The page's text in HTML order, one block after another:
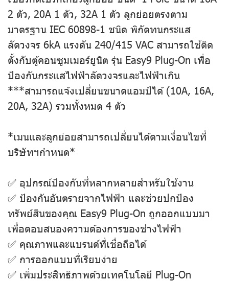
2 ตัว, 20A 1 ตัว, 32A 1 ตัว ลูกย่อยตรงตาม
มาตรฐาน IEC 60898-1 ชนิด พิกัดทนกระแส
ลัดวงจร 6kA แรงดัน 240/415 VAC สามารถใช้ติด
ตั้งกับตู้คอนซูมเมอร์ยูนิต รุ่น Easy9 Plug-On เพื่อ
ป้องกันกระแสไฟฟ้าลัดวงจรและไฟฟ้าเกิน
***สามารถแจ้งเปลี่ยนขนาดแอมป์ได้ (10A, 16A,
20A, 32A) รวมทั้งหมด 4 ตัว
*เมนและลูกย่อยสามารถเปลี่ยนได้ตามเงื่อนไขที่
บริษัทฯกำหนด*
✅ อุปกรณ์ป้องกันที่หลากหลายสำหรับใช้งาน
✅ ป้องกันอันตรายจากไฟฟ้า และช่วยปกป้อง
ทรัพย์สินของคุณ Easy9 Plug-On ถูกออกแบบมา
เพื่อตอบสนองความต้องการของช่างไฟฟ้า
✅ คุณภาพและแบรนด์ที่เชื่อถือได้
✅ การออกแบบที่เรียบง่าย
✅ เพิ่มประสิทธิภาพด้วยเทคโนโลยี Plug-On